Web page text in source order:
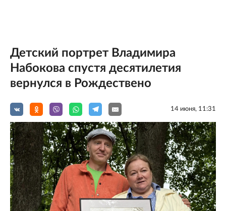
Детский портрет Владимира
Набокова спустя десятилетия
вернулся в Рождествено
14 июня, 11:31